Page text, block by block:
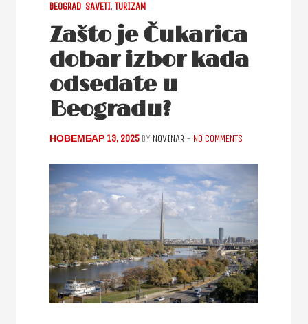
BEOGRAD, SAVETI, TURIZAM
Zašto je Čukarica
dobar izbor kada
odsedate u
Beogradu?
НОВЕМБАР 13, 2025 BY NOVINAR - NO COMMENTS